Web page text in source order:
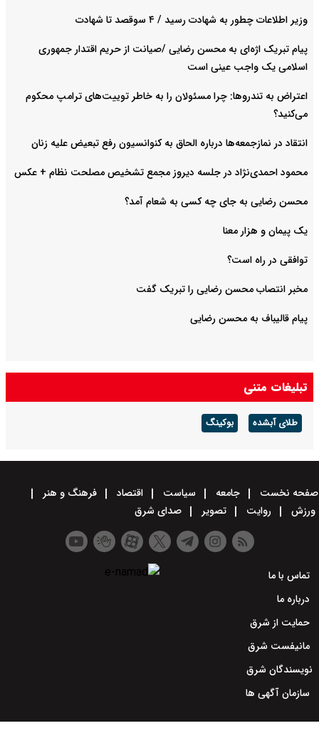
وزیر اطلاعات چطور به شهادت رسید / ۴ سوقصد تا شهادت
پیام تبریک اژه‌ای به محسن رضایی /صیانت از حریم اقتدار جمهوری
اسلامی یک واجب عینی است
اعتراض به تندروها: چرا مسئولان را به خاطر توییت‌های ترامپ محکوم
می‌کنید؟
انتقاد در نمازجمعه‌ها درباره الحاق به کنوانسیون رفع تبعیض علیه زنان
محمود احمدی‌نژاد در جلسه دیروز مجمع تشخیص مصلحت نظام + عکس
محسن رضایی به جای چه کسی به شعام آمد؟
یک پیمان و هزار معنا
توافقی در راه است؟
مخبر انتصاب محسن رضایی را تبریک گفت
پیام قالیباف به محسن رضایی
تبلیغات متنی
طلای آبشده بوکینگ
صفحه نخست جامعه سیاست اقتصاد
فرهنگ و هنر
ورزش
روایت تصویر صدای شرق
تماس با ما
درباره ما
حمایت از شرق
مانیفست شرق
نویسندگان شرق
سازمان آگهی ها